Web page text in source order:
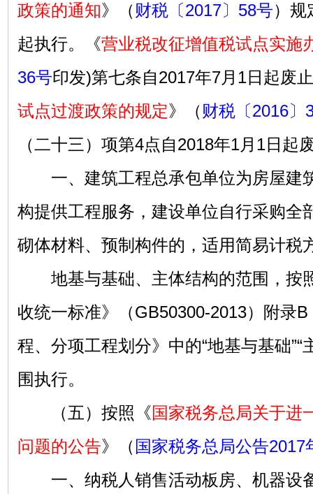
政策的通知》（财税〔2017〕58号）规
起执行。《营业税改征增值税试点实施
36号印发)第七条自2017年7月1日起废
试点过渡政策的规定》（财税〔2016〕
（二十三）项第4点自2018年1月1日起
一、建筑工程总承包单位为房屋建
构提供工程服务，建设单位自行采购全
砌体材料、预制构件的，适用简易计税
地基与基础、主体结构的范围，按
收统一标准》（GB50300-2013）附录
程、分项工程划分》中的“地基与基础”“
围执行。
（五）按照《国家税务总局关于进
问题的公告》（ 国家税务总局公告2017
一、纳税人销售活动板房、机器设